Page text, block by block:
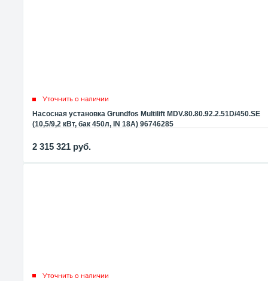
Уточнить о наличии
Насосная установка Grundfos Multilift MDV.80.80.92.2.51D/450.SE
(10,5/9,2 кВт, бак 450л, IN 18А) 96746285
2 315 321 руб.
Уточнить о наличии